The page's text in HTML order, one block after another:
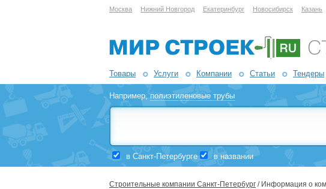
Москва Нижний Новгород Екатеринбург Новосибирск Казань
Товары Услуги Компании Статьи Тендеры
Например,полиэтиленовые трубы
в Санкт-Петербурге в названии
Строительные компании Санкт-Петербург / Информация о